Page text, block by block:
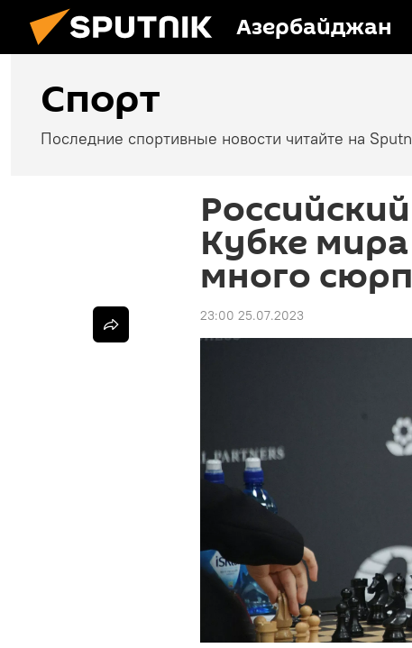
Азербайджан
Спорт
Последние спортивные новости читайте на
Кубке
много
23:00 25.07.2023